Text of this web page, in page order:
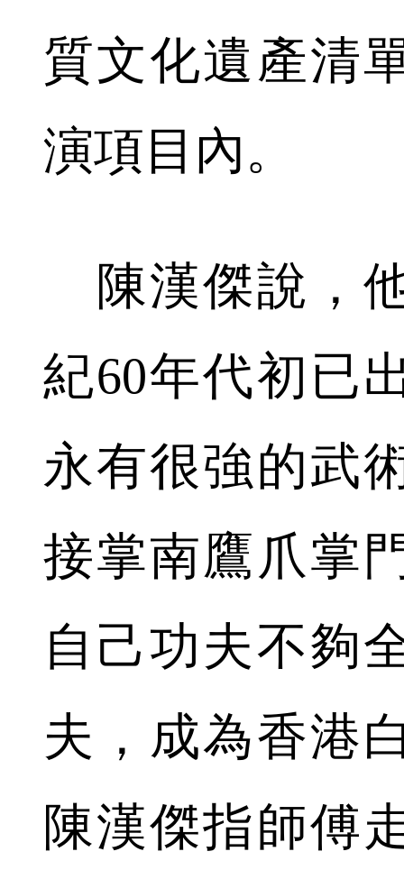
質文化遺產清
演項目內。
陳漢傑說，
紀60年代初已
永有很強的武
接掌南鷹爪掌
自己功夫不夠
夫，成為香港
陳漢傑指師傅